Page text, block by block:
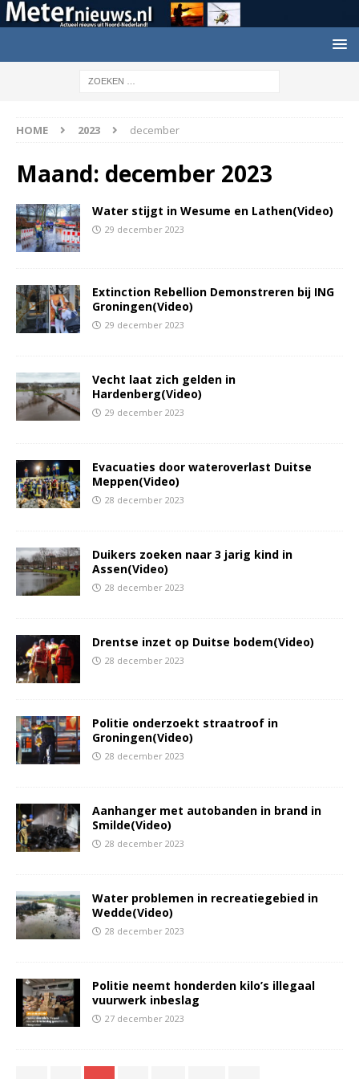
HOME 2023 december
Maand: december 2023
Water stijgt in Wesume en Lathen(Video)
29 december 2023
Extinction Rebellion Demonstreren bij ING
Groningen(Video)
29 december 2023
Vecht laat zich gelden in
Hardenberg(Video)
29 december 2023
Evacuaties door wateroverlast Duitse
Meppen(Video)
28 december 2023
Duikers zoeken naar 3 jarig kind in
Assen(Video)
28 december 2023
Drentse inzet op Duitse bodem(Video)
28 december 2023
Politie onderzoekt straatroof in
Groningen(Video)
28 december 2023
Aanhanger met autobanden in brand in
Smilde(Video)
28 december 2023
Water problemen in recreatiegebied in
Wedde(Video)
28 december 2023
Politie neemt honderden kilo’s illegaal
vuurwerk inbeslag
27 december 2023